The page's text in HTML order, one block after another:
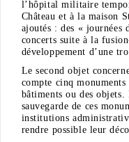
l’hôpital militaire
Château et à la maison
ajoutés : des « journées
concerts suite à la
développement d’une
Le second objet
compte cinq
bâtiments ou des
sauvegarde de ces
institutions
rendre possible leur